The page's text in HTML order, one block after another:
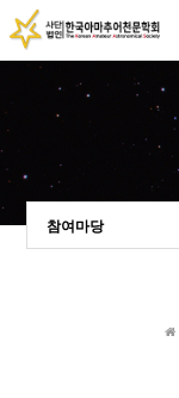
참여마당